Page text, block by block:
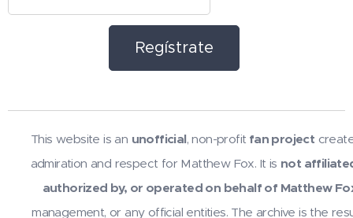
Regístrate
This website is an unofficial, non-profit fan project
admiration and respect for Matthew Fox. It is not
authorized by, or operated on behalf of Matthew
management, or any official entities. The archive is the